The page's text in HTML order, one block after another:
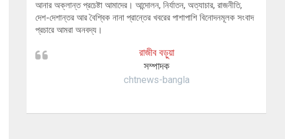
আনার অক্লান্ত প্রচেষ্টা আমাদের। আন্দোলন, নির্যাতন, অত্যাচার, রাজনীতি,
দেশ-দেশান্তর আর বৈশ্বিক নানা প্রান্তের খবরের পাশাপাশি বিনোদনমূলক সংবাদ
প্রচারে আমরা অনবদ্য।
রাজীব বড়ুয়া
সম্পাদক
chtnews-bangla